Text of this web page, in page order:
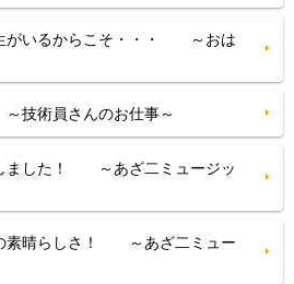
がいるからこそ・・・ ～おは
術員さんのお仕事～
ました！ ～あざ二ミュージッ
素晴らしさ！ ～あざ二ミュー